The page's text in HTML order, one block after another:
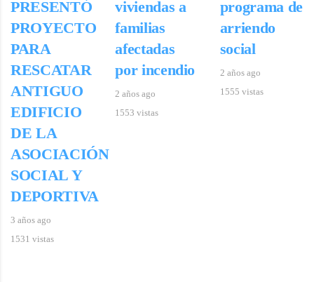
PRESENTÓ
PROYECTO
PARA
RESCATAR
ANTIGUO
EDIFICIO
DE LA
ASOCIACIÓN
SOCIAL Y
DEPORTIVA
3 años ago
1531 vistas
viviendas a
familias
afectadas
por incendio
2 años ago
1553 vistas
programa de
arriendo
social
2 años ago
1555 vistas